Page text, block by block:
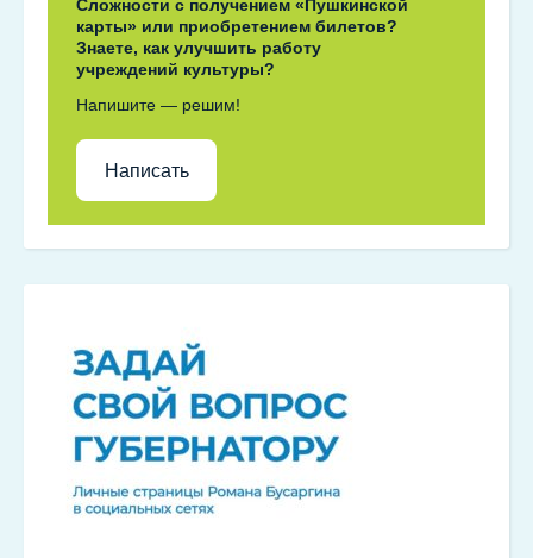
Сложности с получением «Пушкинской
карты» или приобретением билетов?
Знаете, как улучшить работу
учреждений культуры?
Напишите — решим!
Написать